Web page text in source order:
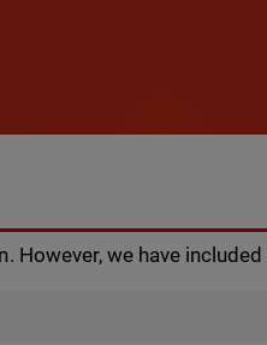
However, we have